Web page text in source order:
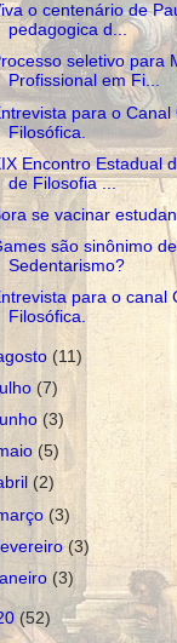
o centenário de
pedagogica d...
seletivo para
Profissional em Fi...
para o Canal
Filosófica.
Encontro Estadual
de Filosofia ...
se vacinar
são sinônimo
Sedentarismo?
para o canal
Filosófica.
(11)
(7)
(3)
(5)
(2)
(3)
(3)
(3)
(52)